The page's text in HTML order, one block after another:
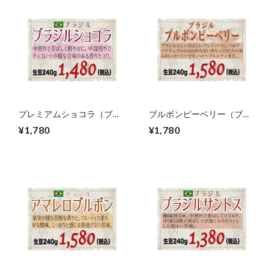
プレミアムショコラ（ブラ
¥1,780
ブルボンピーベリー（ブラ
¥1,780